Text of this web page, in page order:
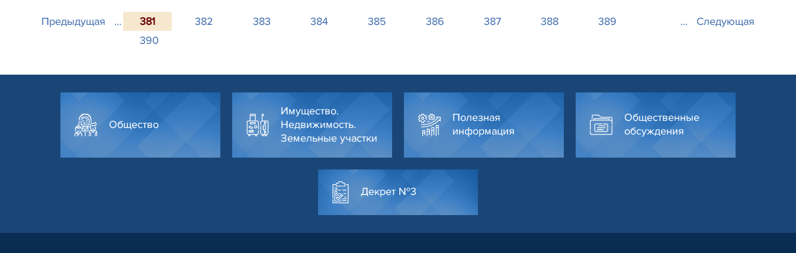
Предыдущая ... 381 382 383 384 385 386 387 388
389
390
... Следующая
Общество
Имущество.
Недвижимость.
Земельные участки
Полезная
информация
Общественные
обсуждения
Декрет №3